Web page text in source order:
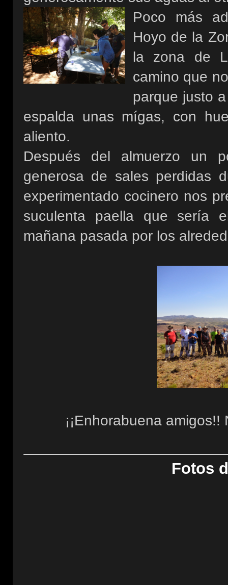
Poco más
Hoyo de la
la zona de
camino que
parque justo
espalda unas mígas, con
aliento.
Después del almuerzo un
generosa de sales perdidas
experimentado cocinero nos
suculenta paella que sería
mañana pasada por los
¡¡Enhorabuena
Fotos